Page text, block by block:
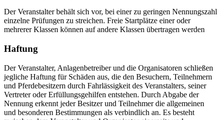
Der Veranstalter behält sich vor, bei einer zu geringen Nennungszahl
einzelne Prüfungen zu streichen. Freie Startplätze einer oder
mehrerer Klassen können auf andere Klassen übertragen werden
Haftung
Der Veranstalter, Anlagenbetreiber und die Organisatoren schließen
jegliche Haftung für Schäden aus, die den Besuchern, Teilnehmern
und Pferdebesitzern durch Fahrlässigkeit des Veranstalters, seiner
Vertreter oder Erfüllungsgehilfen entstehen. Durch Abgabe der
Nennung erkennt jeder Besitzer und Teilnehmer die allgemeinen
und besonderen Bestimmungen als verbindlich an. Es besteht